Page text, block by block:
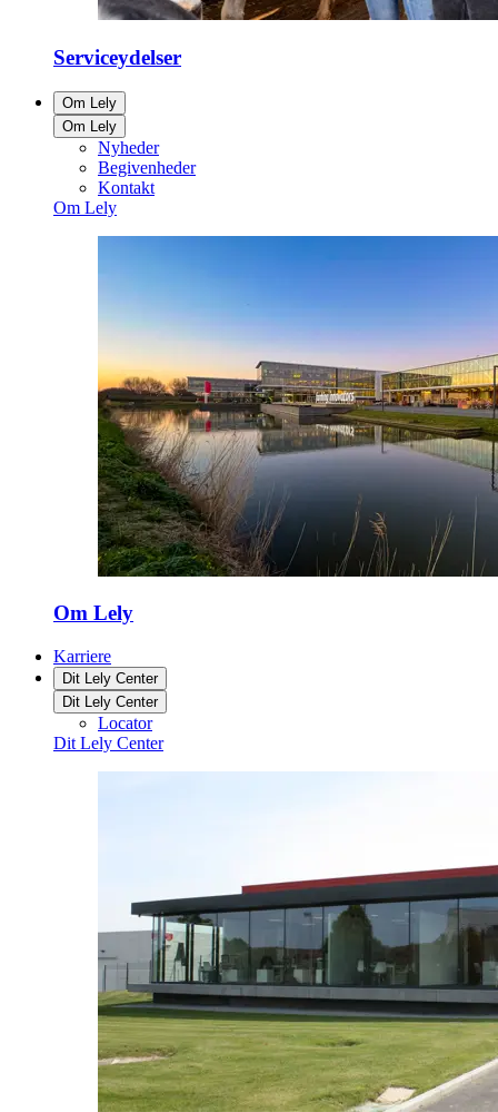
Serviceydelser
Om Lely
Om Lely
Nyheder
Begivenheder
Kontakt
Om Lely
Om Lely
Karriere
Dit Lely Center
Dit Lely Center
Locator
Dit Lely Center